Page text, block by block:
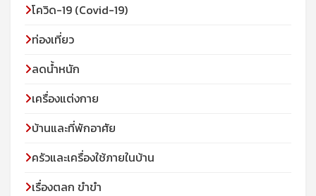
โควิด-19 (Covid-19)
ท่องเที่ยว
ลดน้ำหนัก
เครื่องแต่งกาย
บ้านและที่พักอาศัย
ครัวและเครื่องใช้ภายในบ้าน
เรื่องตลก ขำขำ